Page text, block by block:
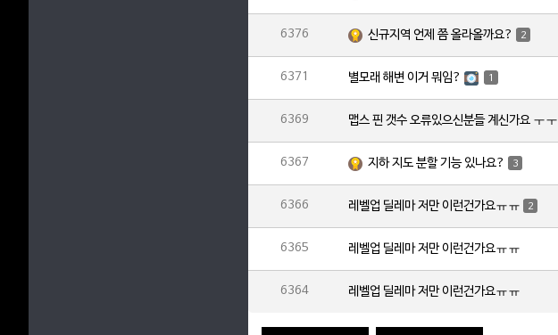
6376 신규지역 언제 쯤 올라올까요? 2
6371 별모래 해변 이거 뭐임? 1
6369 맵스 핀 갯수 오류있으신분들 계신가요 ㅜㅜ
6367 지하 지도 분할 기능 있나요? 3
6366 레벨업 딜레마 저만 이런건가요ㅠㅠ 2
6365 레벨업 딜레마 저만 이런건가요ㅠㅠ
6364 레벨업 딜레마 저만 이런건가요ㅠㅠ